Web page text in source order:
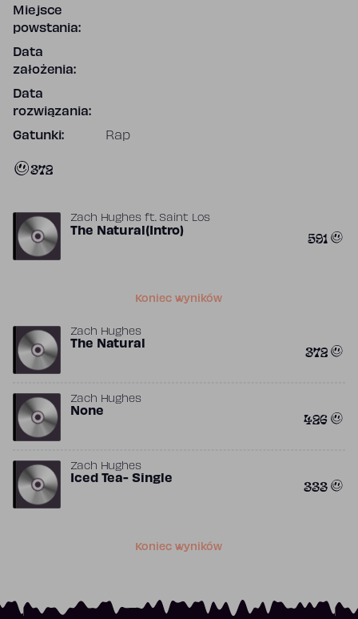
Miejsce
powstania:
Data
założenia:
Data
rozwiązania:
Gatunki: Rap
372
Zach Hughesft. Saint Los
The Natural(Intro) 591
Koniec wyników
Zach Hughes
The Natural 372
Zach Hughes
None 426
Zach Hughes
Iced Tea- Single 333
Koniec wyników